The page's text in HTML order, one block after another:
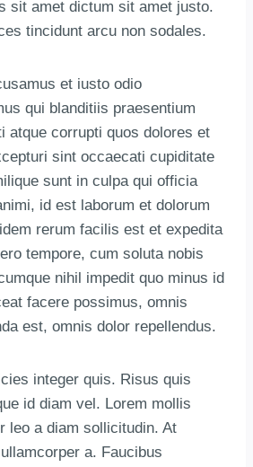
sit amet dictum sit amet justo.
tincidunt arcu non sodales.
et iusto odio
qui blanditiis praesentium
atque corrupti quos dolores et
sint occaecati cupiditate
sunt in culpa qui officia
id est laborum et dolorum
rerum facilis est et expedita
tempore, cum soluta nobis
nihil impedit quo minus id
facere possimus, omnis
est, omnis dolor repellendus.
integer quis. Risus quis
id diam vel. Lorem mollis
leo a diam sollicitudin. At
a. Faucibus